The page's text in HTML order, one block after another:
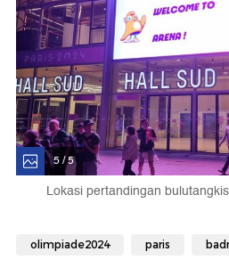
5 / 5
Lokasi pertandingan
olimpiade2024 paris